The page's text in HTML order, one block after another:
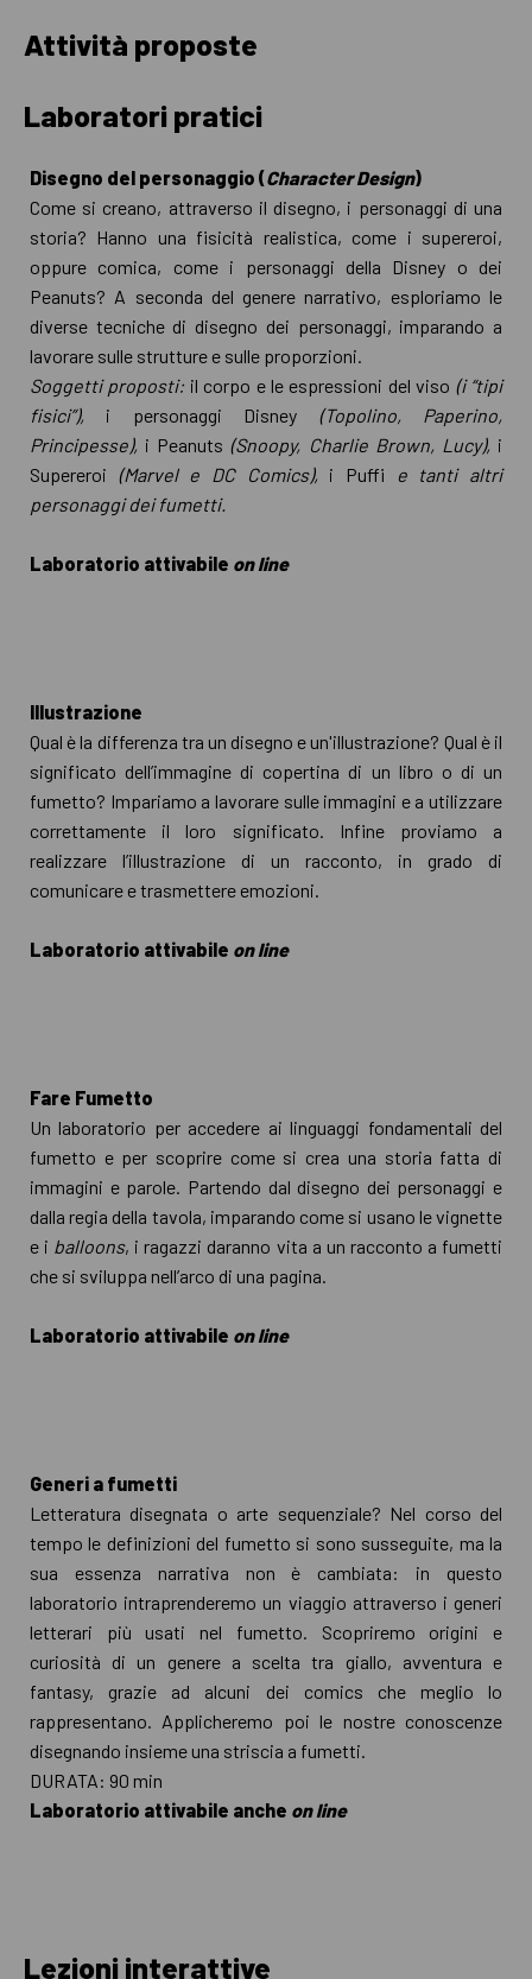
Attività proposte
Laboratori pratici
Disegno del personaggio (Character Design)
Come si creano, attraverso il disegno, i personaggi di una
storia? Hanno una fisicità realistica, come i supereroi,
oppure comica, come i personaggi della Disney o dei
Peanuts? A seconda del genere narrativo, esploriamo le
diverse tecniche di disegno dei personaggi, imparando a
lavorare sulle strutture e sulle proporzioni.
Soggetti proposti: il corpo e le espressioni del viso (i “tipi
fisici”), i personaggi Disney (Topolino, Paperino,
Principesse), i Peanuts (Snoopy, Charlie Brown, Lucy), i
Supereroi (Marvel e DC Comics),i Puffi e tanti altri
personaggi dei fumetti.
Laboratorio attivabile on line
Illustrazione
Qual è la differenza tra un disegno e un'illustrazione? Qual è il
significato dell’immagine di copertina di un libro o di un
fumetto? Impariamo a lavorare sulle immagini e a utilizzare
correttamente il loro significato. Infine proviamo a
realizzare l’illustrazione di un racconto, in grado di
comunicare e trasmettere emozioni.
Laboratorio attivabile on line
Fare Fumetto
Un laboratorio per accedere ai linguaggi fondamentali del
fumetto e per scoprire come si crea una storia fatta di
immagini e parole. Partendo dal disegno dei personaggi e
dalla regia della tavola, imparando come si usano le vignette
e i balloons, i ragazzi daranno vita a un racconto a fumetti
che si sviluppa nell’arco di una pagina.
Laboratorio attivabile on line
Generi a fumetti
Letteratura disegnata o arte sequenziale? Nel corso del
tempo le definizioni del fumetto si sono susseguite, ma la
sua essenza narrativa non è cambiata: in questo
laboratorio intraprenderemo un viaggio attraverso i generi
letterari più usati nel fumetto. Scopriremo origini e
curiosità di un genere a scelta tra giallo, avventura e
fantasy, grazie ad alcuni dei comics che meglio lo
rappresentano. Applicheremo poi le nostre conoscenze
disegnando insieme una striscia a fumetti.
DURATA: 90 min
Laboratorio attivabile anche on line
Lezioni interattive